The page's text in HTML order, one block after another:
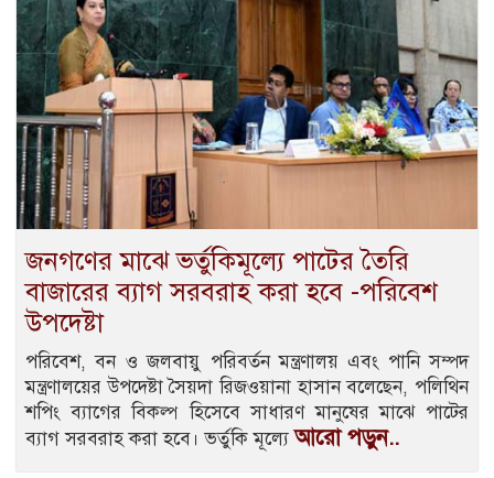
জনগণের মাঝে ভর্তুকিমূল্যে পাটের তৈরি
বাজারের ব্যাগ সরবরাহ করা হবে -পরিবেশ
উপদেষ্টা
পরিবেশ, বন ও জলবায়ু পরিবর্তন মন্ত্রণালয় এবং পানি সম্পদ
মন্ত্রণালয়ের উপদেষ্টা সৈয়দা রিজওয়ানা হাসান বলেছেন, পলিথিন
শপিং ব্যাগের বিকল্প হিসেবে সাধারণ মানুষের মাঝে পাটের
ব্যাগ সরবরাহ করা হবে। ভর্তুকি মূল্যেআরো পড়ুন..